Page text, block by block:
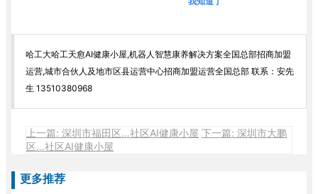
哈工大哈工天愈AI健康小屋,机器人智慧康养解决方案全国总部招商加盟
运营,城市合伙人及地市区县运营中心招商加盟运营全国总部 联系：安先
生 13510380968
上一篇: 深圳市福田区…社区AI健康小屋 下一篇: 深圳市大鹏
区…社区AI健康小屋
更多推荐